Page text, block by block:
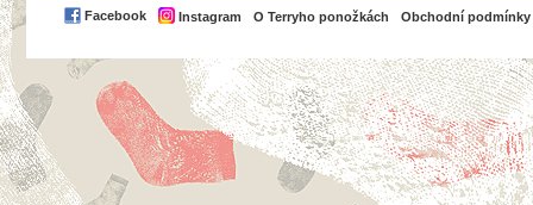
Facebook Instagram O Terryho ponožkách Obchodní podmínky
PayPal